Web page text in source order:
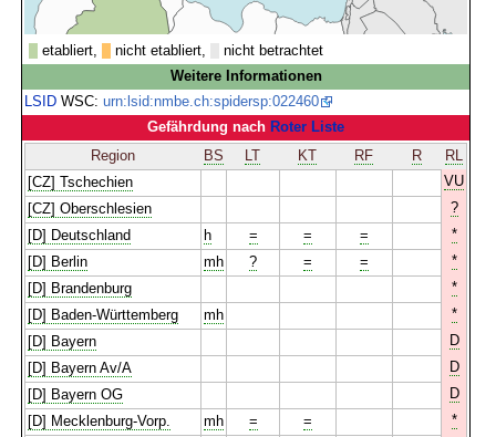
etabliert, nicht etabliert,
nicht betrachtet
Weitere Informationen
LSID WSC:urn:lsid:nmbe.ch:spidersp:022460
Gefährdung nach Roter Liste
Region
BS LT KT RF R
RL
[CZ] Tschechien
VU
[CZ] Oberschlesien
?
[D] Deutschland
h = = =
*
[D] Berlin
mh ? = =
*
[D] Brandenburg
*
[D] Baden-Württemberg
mh
*
[D] Bayern
D
[D] Bayern Av/A
D
[D] Bayern OG
D
[D] Mecklenburg-Vorp.
mh = =
*